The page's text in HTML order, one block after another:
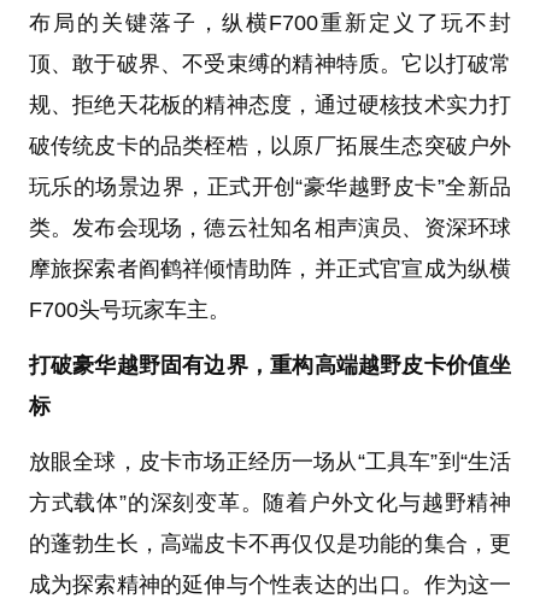
布局的关键落子，纵横F700重新定义了玩不封
顶、敢于破界、不受束缚的精神特质。它以打破常
规、拒绝天花板的精神态度，通过硬核技术实力打
破传统皮卡的品类桎梏，以原厂拓展生态突破户外
玩乐的场景边界，正式开创“豪华越野皮卡”全新品
类。发布会现场，德云社知名相声演员、资深环球
摩旅探索者阎鹤祥倾情助阵，并正式官宣成为纵横
F700头号玩家车主。
打破豪华越野固有边界，重构高端越野皮卡价值坐
标
放眼全球，皮卡市场正经历一场从“工具车”到“生活
方式载体”的深刻变革。随着户外文化与越野精神
的蓬勃生长，高端皮卡不再仅仅是功能的集合，更
成为探索精神的延伸与个性表达的出口。作为这一